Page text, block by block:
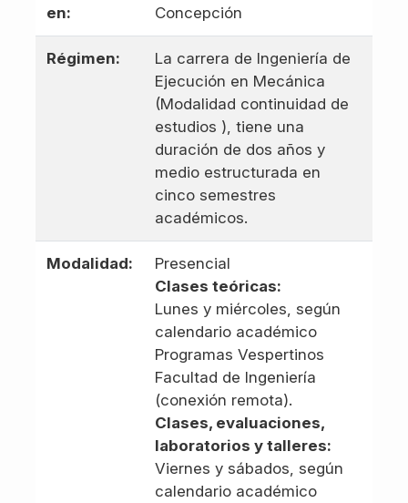
en:
Concepción
Régimen:
La carrera de Ingeniería de
Ejecución en Mecánica
(Modalidad continuidad de
estudios ), tiene una
duración de dos años y
medio estructurada en
cinco semestres
académicos.
Modalidad:
Presencial
Clases teóricas:
Lunes y miércoles, según
calendario académico
Programas Vespertinos
Facultad de Ingeniería
(conexión remota).
Clases, evaluaciones,
laboratorios y talleres:
Viernes y sábados, según
calendario académico